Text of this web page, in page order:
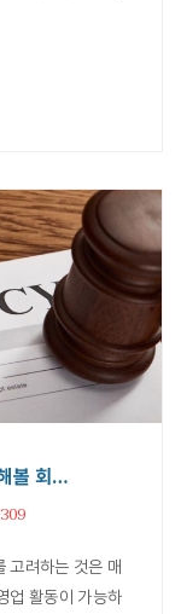
볼 회…
고려하는 것은 매
업 활동이 가능하